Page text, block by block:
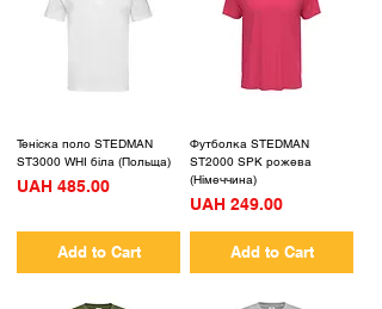
Теніска поло STEDMAN
ST3000 WHI біла (Польща)
Price
UAH 485.00
Add to Cart
Футболка STEDMAN
ST2000 SPK рожева
(Німеччина)
Price
UAH 249.00
Add to Cart